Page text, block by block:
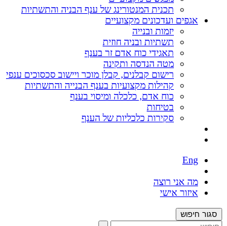
תכנית המנטורינג של ענף הבניה והתשתיות
אגפים ועדכונים מקצועיים
יזמות ובנייה
תשתיות ובניה חוזית
תאגידי כוח אדם זר בענף
מטה הנדסה ותקינה
רישום קבלנים, קבלן מוכר ויישוב סכסוכים ענפי
קהילות מקצועיות בענף הבנייה והתשתיות
כוח אדם, כלכלה ומיסוי בענף
בטיחות
סקירות כלכליות של הענף
Eng
מה אני רוצה
איזור אישי
סגור חיפוש